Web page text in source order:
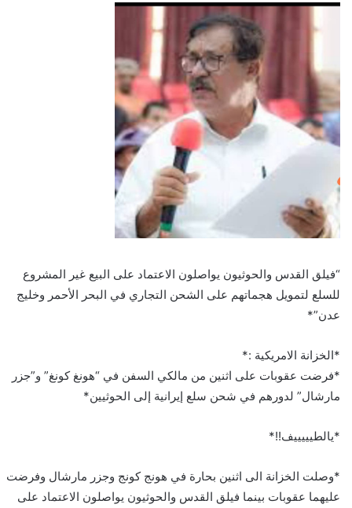
“فيلق القدس والحوثيون يواصلون الاعتماد على البيع غير المشروع
للسلع لتمويل هجماتهم على الشحن التجاري في البحر الأحمر وخليج
عدن”*
*الخزانة الامريكية :*
*فرضت عقوبات على اثنين من مالكي السفن في “هونغ كونغ” و”جزر
مارشال” لدورهم في شحن سلع إيرانية إلى الحوثيين*
*يالطيييييف!!*
*وصلت الخزانة الى اثنين بحارة في هونج كونج وجزر مارشال وفرضت
عليهما عقوبات بينما فيلق القدس والحوثيون يواصلون الاعتماد على